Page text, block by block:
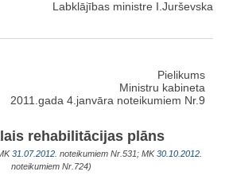
Labklājības ministre I.Jurševska
Pielikums
Ministru kabineta
2011.gada 4.janvāra noteikumiem Nr.9
rehabilitācijas plāns
31.07.2012. noteikumiem Nr.531; MK30.10.2012.
noteikumiem Nr.724)